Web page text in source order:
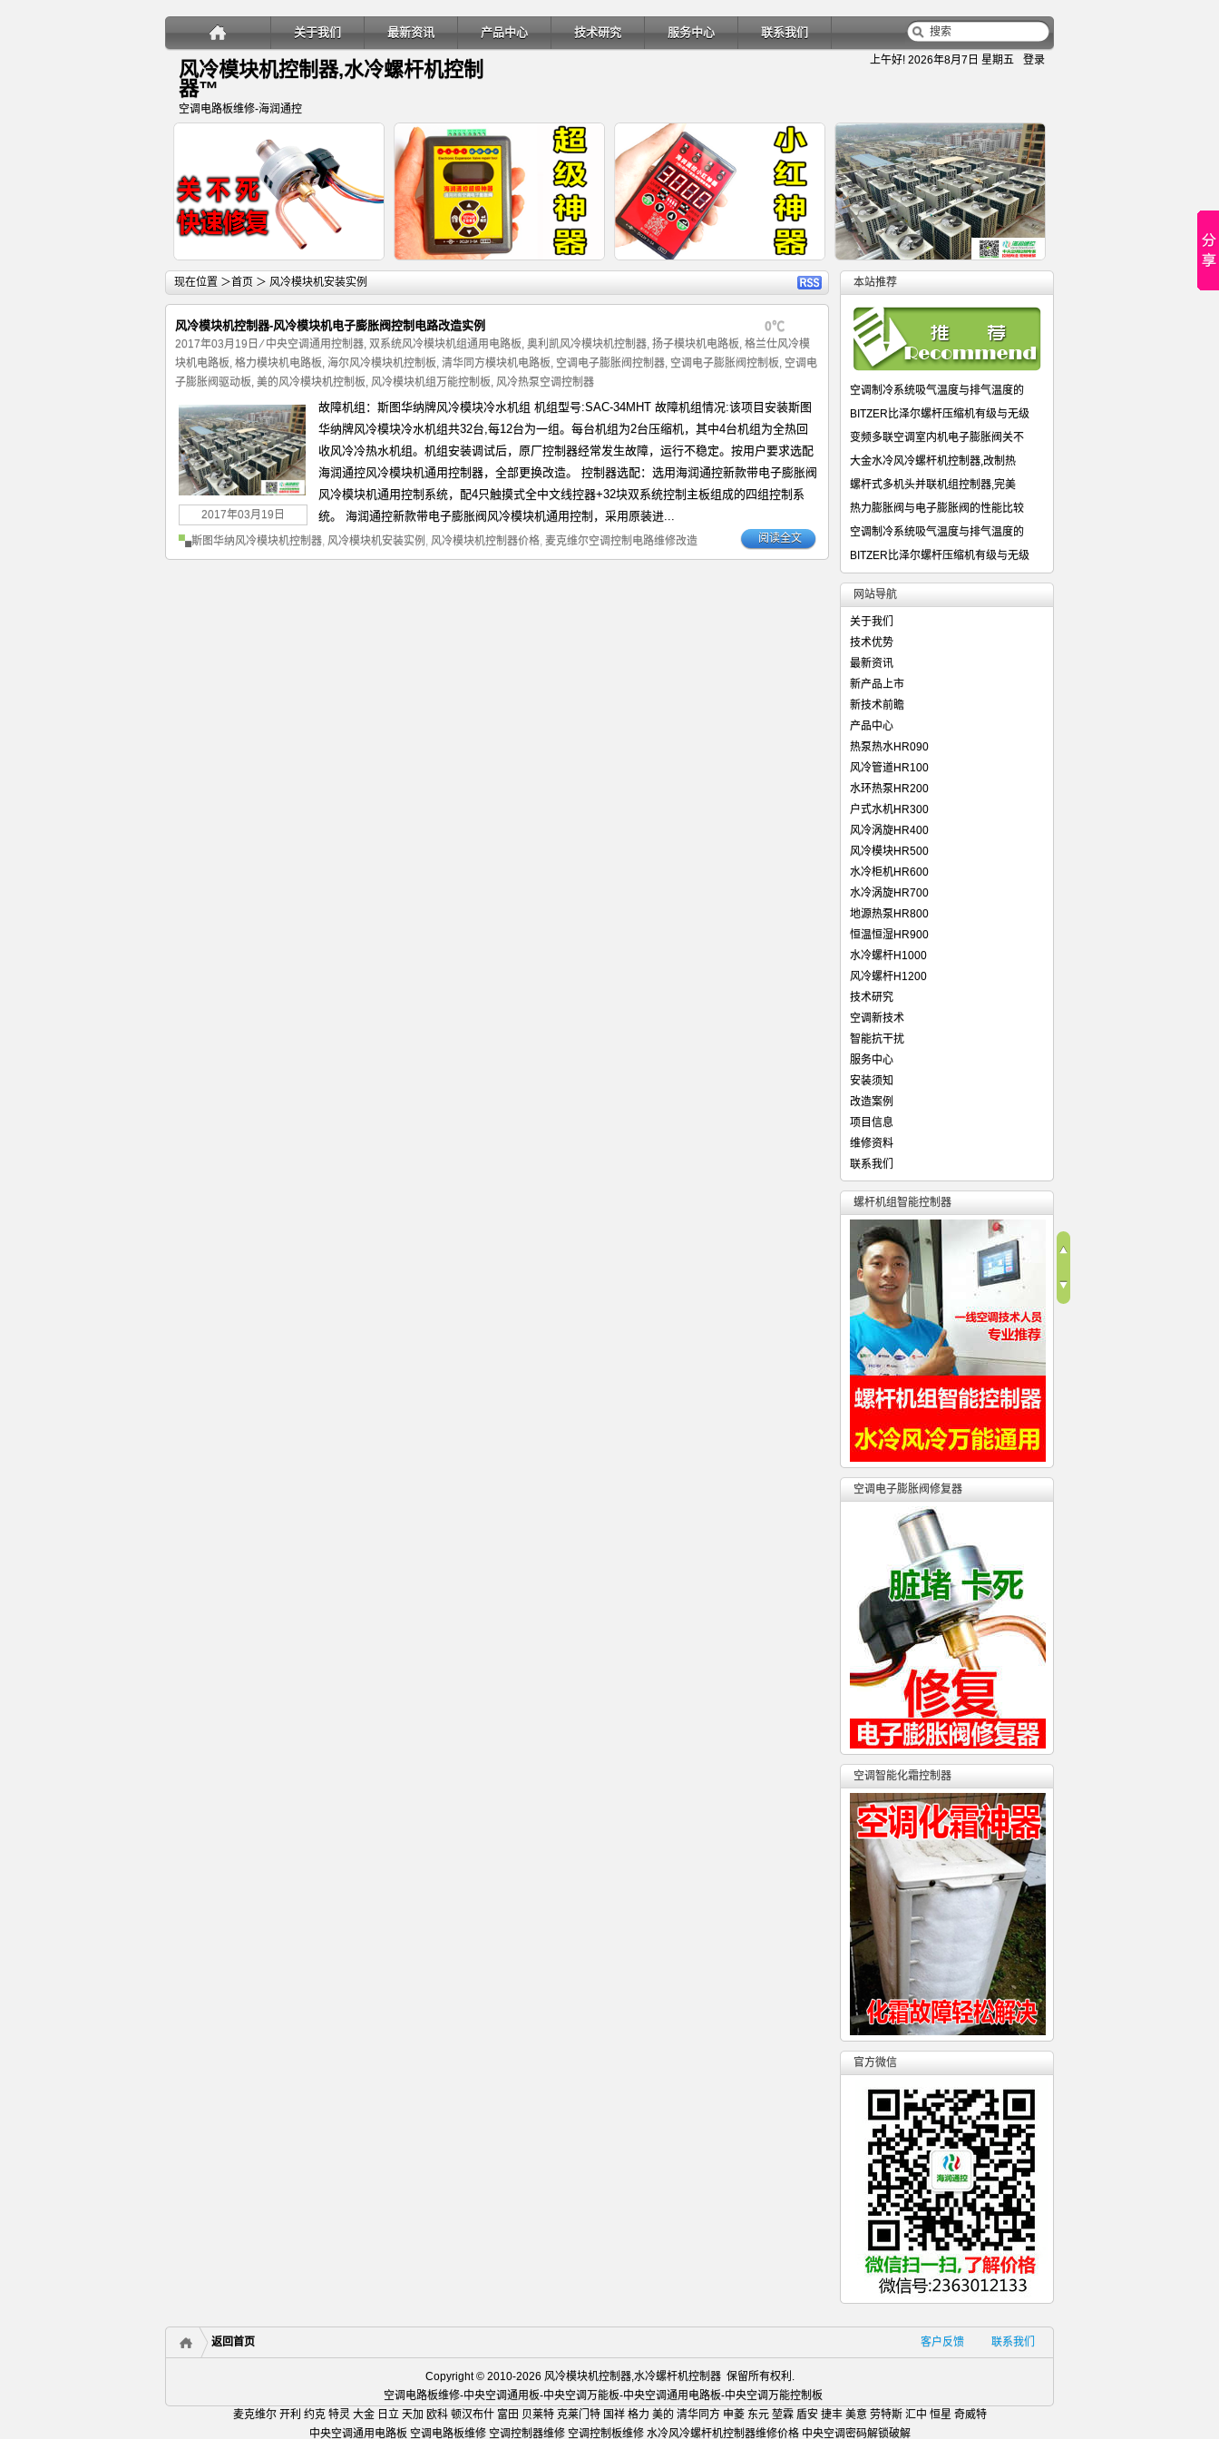
关于我们 最新资讯 产品中心 技术研究 服务中心 联系我们
风冷模块机控制器,水冷螺杆机控制
器™
空调电路板维修-海润通控
登录
上午好! 2026年8月7日 星期五
详细内容
变频多联空调室内机电子膨胀阀关
详细内容
海润通控超级神器-电子膨胀阀检测
详细内容 详细内容
风冷模块机控制器-风冷模块机电子
现在位置 ＞首页 ＞ 风冷模块机安装实例
0℃
风冷模块机控制器-风冷模块机电子膨胀阀控制电路改造实例
2017年03月19日 ⁄中央空调通用控制器, 双系统风冷模块机组通用电路板, 奥利凯风冷模块机控制器, 扬子模块机电路板, 格兰仕风冷模
块机电路板, 格力模块机电路板, 海尔风冷模块机控制板, 清华同方模块机电路板, 空调电子膨胀阀控制器, 空调电子膨胀阀控制板, 空调电
子膨胀阀驱动板, 美的风冷模块机控制板, 风冷模块机组万能控制板, 风冷热泵空调控制器
2017年03月19日
故障机组：斯图华纳牌风冷模块冷水机组 机组型号:SAC-34MHT 故障机组情况:该项目安装斯图
华纳牌风冷模块冷水机组共32台,每12台为一组。每台机组为2台压缩机，其中4台机组为全热回
收风冷冷热水机组。机组安装调试后，原厂控制器经常发生故障，运行不稳定。按用户要求选配
海润通控风冷模块机通用控制器，全部更换改造。 控制器选配：选用海润通控新款带电子膨胀阀
风冷模块机通用控制系统，配4只触摸式全中文线控器+32块双系统控制主板组成的四组控制系
统。 海润通控新款带电子膨胀阀风冷模块机通用控制，采用原装进...
斯图华纳风冷模块机控制器, 风冷模块机安装实例 , 风冷模块机控制器价格, 麦克维尔空调控制电路维修改造 阅读全文
本站推荐
变频多联空调室内机电子膨胀阀关不
大金水冷风冷螺杆机控制器,改制热
螺杆式多机头并联机组控制器,完美
热力膨胀阀与电子膨胀阀的性能比较
空调制冷系统吸气温度与排气温度的
BITZER比泽尔螺杆压缩机有级与无级
变频多联空调室内机电子膨胀阀关不
大金水冷风冷螺杆机控制器,改制热
螺杆式多机头并联机组控制器,完美
热力膨胀阀与电子膨胀阀的性能比较
空调制冷系统吸气温度与排气温度的
BITZER比泽尔螺杆压缩机有级与无级
网站导航
关于我们
技术优势
最新资讯
新产品上市
新技术前瞻
产品中心
热泵热水HR090
风冷管道HR100
水环热泵HR200
户式水机HR300
风冷涡旋HR400
风冷模块HR500
水冷柜机HR600
水冷涡旋HR700
地源热泵HR800
恒温恒湿HR900
水冷螺杆H1000
风冷螺杆H1200
技术研究
空调新技术
智能抗干扰
服务中心
安装须知
改造案例
项目信息
维修资料
联系我们
螺杆机组智能控制器
空调电子膨胀阀修复器
空调智能化霜控制器
官方微信
联系我们
客户反馈
返回首页
Copyright © 2010-2026 风冷模块机控制器,水冷螺杆机控制器 保留所有权利.
空调电路板维修-中央空调通用板-中央空调万能板-中央空调通用电路板-中央空调万能控制板
麦克维尔 开利 约克 特灵 大金 日立 天加 欧科 顿汉布什 富田 贝莱特 克莱门特 国祥 格力 美的 清华同方 申菱 东元 堃霖 盾安 捷丰 美意 劳特斯 汇中 恒星 奇威特
中央空调通用电路板 空调电路板维修 空调控制器维修 空调控制板维修 水冷风冷螺杆机控制器维修价格 中央空调密码解锁破解